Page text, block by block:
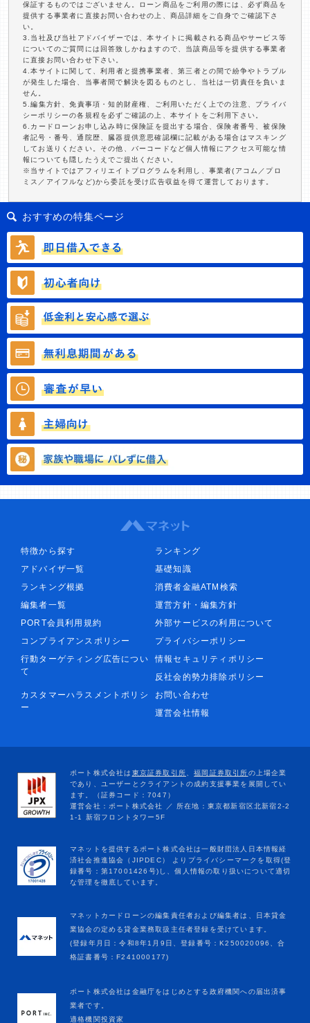
保証するものではございません。ローン商品をご利用の際には、必ず商品を
提供する事業者に直接お問い合わせの上、商品詳細をご自身でご確認下さ
い。
3.当社及び当社アドバイザーでは、本サイトに掲載される商品やサービス等
についてのご質問には回答致しかねますので、当該商品等を提供する事業者
に直接お問い合わせ下さい。
4.本サイトに関して、利用者と提携事業者、第三者との間で紛争やトラブル
が発生した場合、当事者間で解決を図るものとし、当社は一切責任を負いま
せん。
5.編集方針、免責事項・知的財産権、ご利用いただく上での注意、プライバ
シーポリシーの各規程を必ずご確認の上、本サイトをご利用下さい。
6.カードローンお申し込み時に保険証を提出する場合、保険者番号、被保険
者記号・番号、通院歴、臓器提供意思確認欄に記載がある場合はマスキング
してお送りください。その他、バーコードなど個人情報にアクセス可能な情
報についても隠したうえでご提出ください。
※当サイトではアフィリエイトプログラムを利用し、事業者(アコム／プロ
ミス／アイフルなど)から委託を受け広告収益を得て運営しております。
おすすめの特集ページ
特徴から探す
ランキング
アドバイザ一覧
基礎知識
ランキング根拠
消費者金融ATM検索
編集者一覧
運営方針・編集方針
PORT会員利用規約
外部サービスの利用について
コンプライアンスポリシー
プライバシーポリシー
行動ターゲティング広告につい
て
情報セキュリティポリシー
反社会的勢力排除ポリシー
カスタマーハラスメントポリシ
ー
お問い合わせ
運営会社情報
マネットカードローンの編集責任者および編集者は、日本貸金
業協会の定める貸金業務取扱主任者登録を受けています。
(登録年月日：令和8年1月9日、登録番号：K250020096、合
格証書番号：F241000177)
ポート株式会社は金融庁をはじめとする政府機関への届出済事
業者です。
適格機関投資家